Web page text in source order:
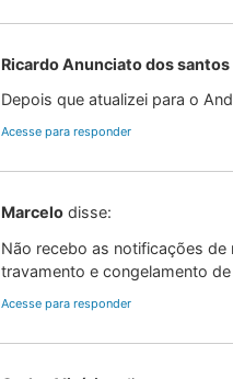
Ricardo Anunciato dos santos
Depois que atualizei para o
Acesse para responder
Marcelo disse:
Não recebo as notificações
travamento e congelamento
Acesse para responder